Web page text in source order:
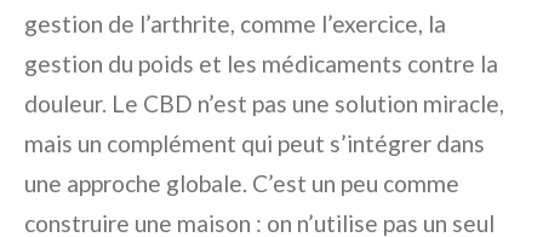
gestion de l’arthrite, comme l’exercice, la
gestion du poids et les médicaments contre la
douleur. Le CBD n’est pas une solution miracle,
mais un complément qui peut s’intégrer dans
une approche globale. C’est un peu comme
construire une maison : on n’utilise pas un seul